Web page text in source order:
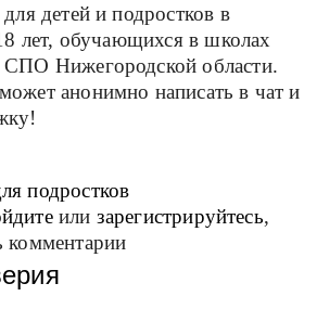
детей и подростков в
лет, обучающихся в школах
Нижегородской области.
анонимно написать в чат и
подростков
чат для подростков
или зарегистрируйтесь,
комментарии